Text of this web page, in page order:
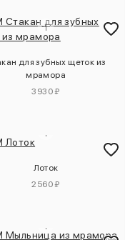
для зубных щеток из
мрамора
3930 ₽
Лоток
2560 ₽